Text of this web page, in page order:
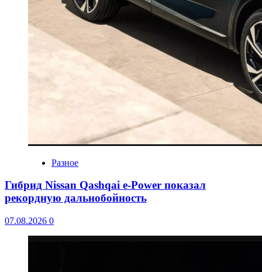
Разное
Гибрид Nissan Qashqai e-Power показал
рекордную дальнобойность
07.08.2026 0